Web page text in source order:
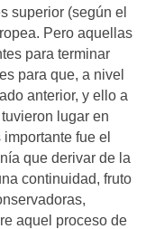
superior (según el
Pero aquellas
para terminar
para que, a nivel
anterior, y ello a
lugar en
fue el
que derivar de la
continuidad, fruto
aquel proceso de